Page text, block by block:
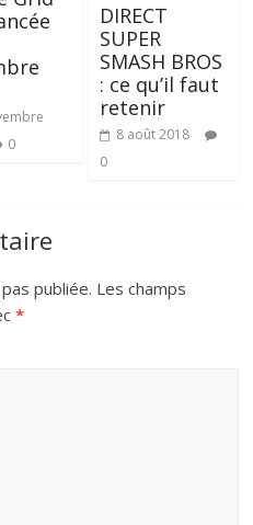
0
DIRECT
SUPER
SMASH BROS
: ce qu’il faut
retenir
8 août 2018
0
publiée. Les champs
*